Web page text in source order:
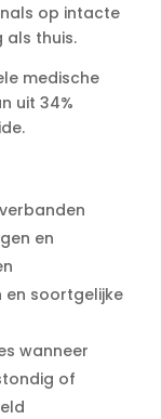
op intacte
als thuis.
medische
uit 34%
en
en soortgelijke
wanneer
of